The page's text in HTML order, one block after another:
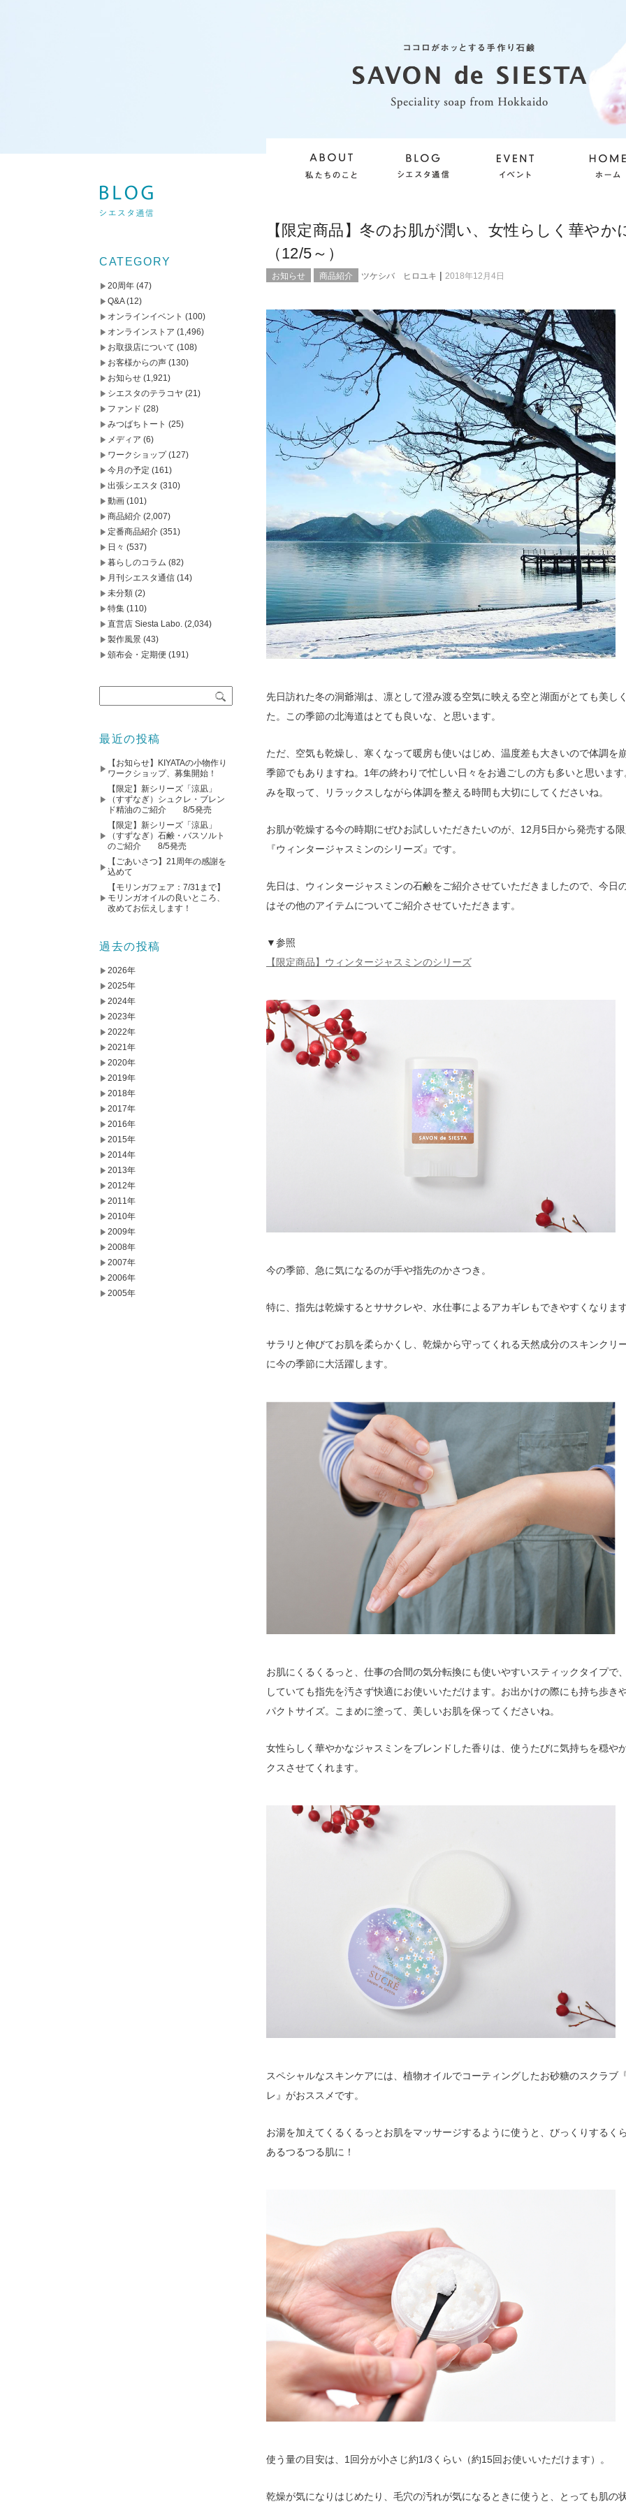
【限定商品】冬のお肌が潤い、女性らしく華やか
（12/5～）
お知らせ 商品紹介 ツケシバ ヒロユキ | 2018年12月4日
先日訪れた冬の洞爺湖は、凛として澄み渡る空気に映える空と湖面がとても美し
た。この季節の北海道はとても良いな、と思います。
ただ、空気も乾燥し、寒くなって暖房も使いはじめ、温度差も大きいので体調を
季節でもありますね。1年の終わりで忙しい日々をお過ごしの方も多いと思いま
みを取って、リラックスしながら体調を整える時間も大切にしてくださいね。
お肌が乾燥する今の時期にぜひお試しいただきたいのが、12月5日から発売する
『ウィンタージャスミンのシリーズ』です。
先日は、ウィンタージャスミンの石鹸をご紹介させていただきましたので、今日
はその他のアイテムについてご紹介させていただきます。
▼参照
【限定商品】ウィンタージャスミンのシリーズ
今の季節、急に気になるのが手や指先のかさつき。
特に、指先は乾燥するとササクレや、水仕事によるアカギレもできやすくなります
サラリと伸びてお肌を柔らかくし、乾燥から守ってくれる天然成分のスキンクリ
に今の季節に大活躍します。
お肌にくるくるっと、仕事の合間の気分転換にも使いやすいスティックタイプで
していても指先を汚さず快適にお使いいただけます。お出かけの際にも持ち歩き
パクトサイズ。こまめに塗って、美しいお肌を保ってくださいね。
女性らしく華やかなジャスミンをブレンドした香りは、使うたびに気持ちを穏や
クスさせてくれます。
スペシャルなスキンケアには、植物オイルでコーティングしたお砂糖のスクラブ
レ』がおススメです。
お湯を加えてくるくるっとお肌をマッサージするように使うと、びっくりするく
あるつるつる肌に！
使う量の目安は、1回分が小さじ約1/3くらい（約15回お使いいただけます）。
乾燥が気になりはじめたり、毛穴の汚れが気になるときに使うと、とっても肌の
CATEGORY
20周年 (47)
Q&A(12)
オンラインイベント (100)
オンラインストア (1,496)
お取扱店について (108)
お客様からの声 (130)
お知らせ (1,921)
シエスタのテラコヤ (21)
ファンド (28)
みつばちトート (25)
メディア (6)
ワークショップ(127)
今月の予定 (161)
出張シエスタ (310)
動画 (101)
商品紹介 (2,007)
定番商品紹介 (351)
日々 (537)
暮らしのコラム (82)
月刊シエスタ通信 (14)
未分類 (2)
特集 (110)
直営店 Siesta Labo. (2,034)
製作風景 (43)
頒布会・定期便 (191)
最近の投稿
【お知らせ】KIYATAの小物作り
ワークショップ、募集開始！
【限定】新シリーズ「涼凪」
（すずなぎ）シュクレ・ブレン
ド精油のご紹介 8/5発売
【限定】新シリーズ「涼凪」
（すずなぎ）石鹸・バスソルト
のご紹介 8/5発売
【ごあいさつ】21周年の感謝を
込めて
【モリンガフェア：7/31まで】
モリンガオイルの良いところ、
改めてお伝えします！
過去の投稿
2026年
2025年
2024年
2023年
2022年
2021年
2020年
2019年
2018年
2017年
2016年
2015年
2014年
2013年
2012年
2011年
2010年
2009年
2008年
2007年
2006年
2005年